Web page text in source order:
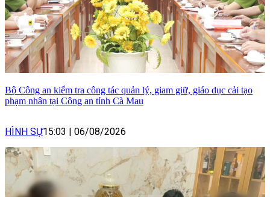
Bộ Công an kiểm tra công tác quản lý, giam giữ, giáo dục cải tạo
phạm nhân tại Công an tỉnh Cà Mau
HÌNH SỰ15:03 06/08/2026